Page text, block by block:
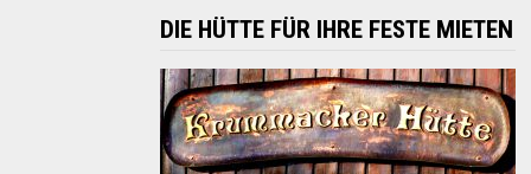
DIE HÜTTE FÜR IHRE FESTE MIETEN